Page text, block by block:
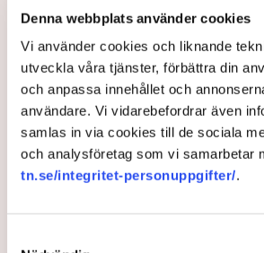
Denna webbplats använder cookies
Vi använder cookies och liknande
utveckla våra tjänster, förbättra din
och anpassa innehållet och
användare. Vi vidarebefordrar även
samlas in via cookies till de sociala
och analysföretag som vi samarbetar
tn.se/integritet-personuppgifter/.
lag Andersson som får bilda
de sista rösterna som börjar räknas
morgonen.
3 years ago | Av: TT